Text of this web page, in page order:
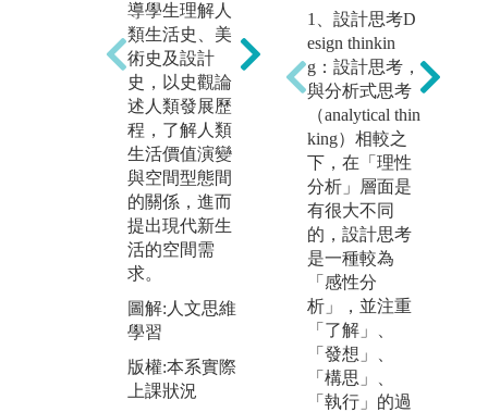
導學生理解人
類生活史、美
術史及設計
史，以史觀論
述人類發展歷
程，了解人類
生活價值演變
與空間型態間
的關係，進而
提出現代新生
活的空間需
求。
圖解:人文思維
學習
版權:本系實際
上課狀況
理則思維：引
導學生觀察空
間、實體物件
並配合實際操
作各種材質，
以了解建築材
料、構造與結
構行為，進而
學習繪製可以
實踐的設計
圖。
圖解:本系學生
設計作品
版權:本系實際
上課狀況
1、設計思考D
esign thinkin
g：設計思考，
與分析式思考
（analytical thin
king）相較之
下，在「理性
分析」層面是
有很大不同
的，設計思考
是一種較為
「感性分
析」，並注重
「了解」、
「發想」、
「構思」、
「執行」的過